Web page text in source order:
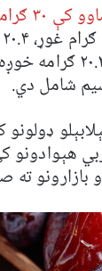
له ۸۱ کالوري
ډولونو
هېوادونو
ته